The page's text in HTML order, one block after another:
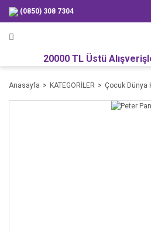
(0850) 308 7304
20000 TL Üstü
Anasayfa KATEGORİLER Çocuk Dünya